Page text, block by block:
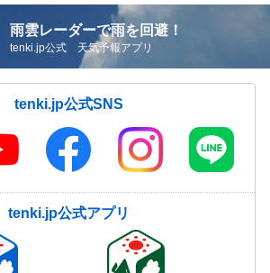
雨雲レーダーで雨を回避！
tenki.jp公式 天気予報アプリ
tenki.jp公式SNS
tenki.jp公式アプリ